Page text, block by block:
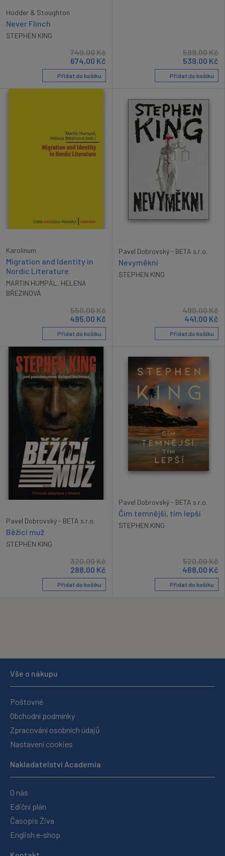
Hodder & Stoughton
Never Flinch
STEPHEN KING
749,00Kč
674,00 Kč
Přidat do košíku
599,00Kč
539,00 Kč
Přidat do košíku
Karolinum
Migration and Identity in
Nordic Literature
MARTIN HUMPÁL , HELENA
BŘEZINOVÁ
550,00Kč
495,00 Kč
Přidat do košíku
Pavel Dobrovský - BETA s.r.o.
Nevyměkni
STEPHEN KING
490,00Kč
441,00 Kč
Přidat do košíku
Pavel Dobrovský - BETA s.r.o.
Běžící muž
STEPHEN KING
320,00Kč
288,00 Kč
Přidat do košíku
Pavel Dobrovský - BETA s.r.o.
Čím temnější, tím lepší
STEPHEN KING
520,00Kč
468,00 Kč
Přidat do košíku
Vše o nákupu
Poštovné
Obchodní podmínky
Zpracování osobních údajů
Nastavení cookies
Nakladatelství Academia
O nás
Ediční plán
Časopis Živa
English e-shop